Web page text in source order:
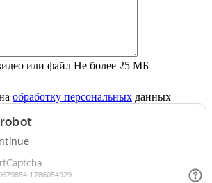
или файл Не более 25 МБ
обработку персональных данных